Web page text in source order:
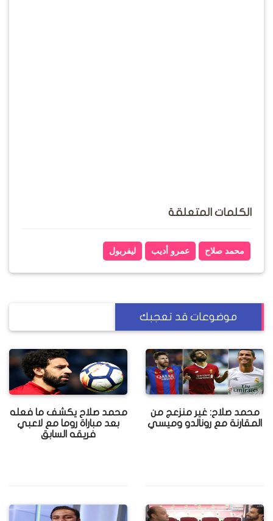
الكلمات المتعلقة
محمد صلاح عمرو أديب ليفربول
موضوعات قد تعجبك
محمد صلاح: غير منزعج من
المقارنة مع رونالدو وميسي
محمد صلاح يكشف ما فعله
بعد مباراة روما مع لاعبي
فريقه السابق